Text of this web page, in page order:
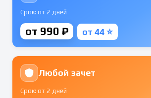
Срок: от 2 дней
от 990 ₽ от 44 ⭐
Любой зачет
Срок: от 2 дней